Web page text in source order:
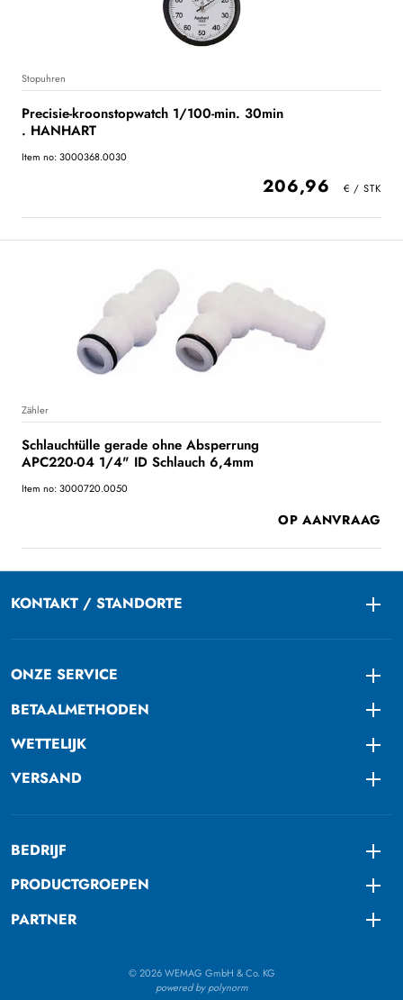
Stopuhren
Precisie-kroonstopwatch 1/100-min. 30min
. HANHART
Item no: 3000368.0030
206,96
Zähler
Schlauchtülle gerade ohne Absperrung
APC220-04 1/4" ID Schlauch 6,4mm
Item no: 3000720.0050
OP AANVRAAG
KONTAKT / STANDORTE
ONZE SERVICE
BETAALMETHODEN
WETTELIJK
VERSAND
BEDRIJF
PRODUCTGROEPEN
PARTNER
© 2026 WEMAG GmbH & Co. KG
powered by polynorm